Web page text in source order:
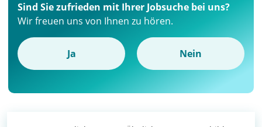
Sind Sie zufrieden mit Ihrer Jobsuche bei uns?
Wir freuen uns von Ihnen zu hören.
Ja Nein